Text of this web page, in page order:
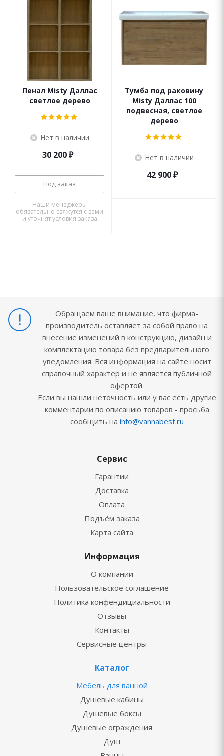
Пенал Misty Даллас
светлое дерево
Нет в наличии
30 200₽
Под заказ
Наши менеджеры
обязательно свяжутся с вами
и уточнят условия заказа
Тумба под раковину
Misty Даллас 100
подвесная, светлое
дерево
Нет в наличии
42 900₽
Обращаем ваше внимание, что фирма-
производитель оставляет за собой право на
внесение изменений в конструкцию, дизайн и
комплектацию товара без предварительного
уведомления. Вся информация на сайте носит
справочный характер и не является публичной
офертой.
Если вы нашли неточность или у вас есть другие
комментарии по описанию товаров - просьба
сообщить на info@vannabest.ru
Сервис
Гарантии
Доставка
Оплата
Подъём заказа
Карта сайта
Информация
О компании
Пользовательское соглашение
Политика конфендициальности
Отзывы
Контакты
Сервисные центры
Каталог
Мебель для ванной
Душевые кабины
Душевые боксы
Душевые ограждения
Душ